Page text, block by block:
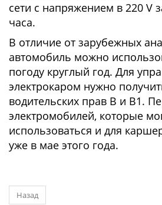
сети с напряжением в 220 V
часа.
В отличие от зарубежных
автомобиль можно
погоду круглый год. Для
электрокаром нужно
водительских прав В и В1.
электромобилей, которые
использоваться и для
уже в мае этого года.
Назад